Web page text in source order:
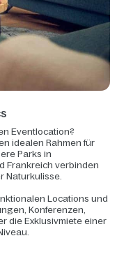
Eventlocation?
idealen Rahmen für
Parks in
Frankreich verbinden
Naturkulisse.
Locations und
Konferenzen,
die Exklusivmiete einer